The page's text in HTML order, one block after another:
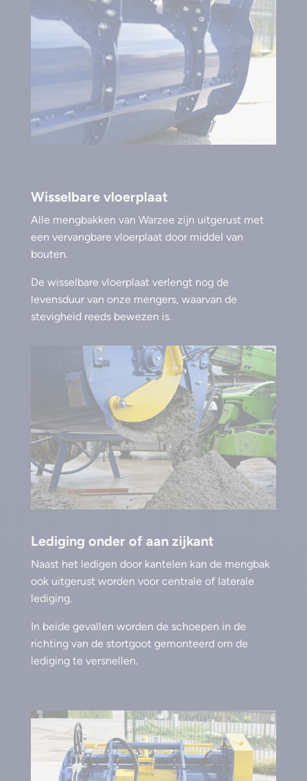
Wisselbare vloerplaat
Alle mengbakken van Warzee zijn uitgerust met
een vervangbare vloerplaat door middel van
bouten.
De wisselbare vloerplaat verlengt nog de
levensduur van onze mengers, waarvan de
stevigheid reeds bewezen is.
Lediging onder of aan zijkant
Naast het ledigen door kantelen kan de mengbak
ook uitgerust worden voor centrale of laterale
lediging.
In beide gevallen worden de schoepen in de
richting van de stortgoot gemonteerd om de
lediging te versnellen.